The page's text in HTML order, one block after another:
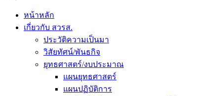
หน้าหลัก
เกี่ยวกับ สวรส.
ประวัติความเป็นมา
วิสัยทัศน์/พันธกิจ
ยุทธศาสตร์/งบประมาณ
แผนยุทธศาสตร์
แผนปฏิบัติการ